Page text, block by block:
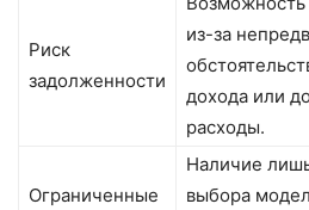
Риск
задолженности
из-за
дохода или
расходы.
Ограниченные
Наличие
выбора